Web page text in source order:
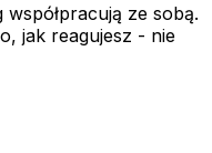
ze sobą.
jak reagujesz - nie